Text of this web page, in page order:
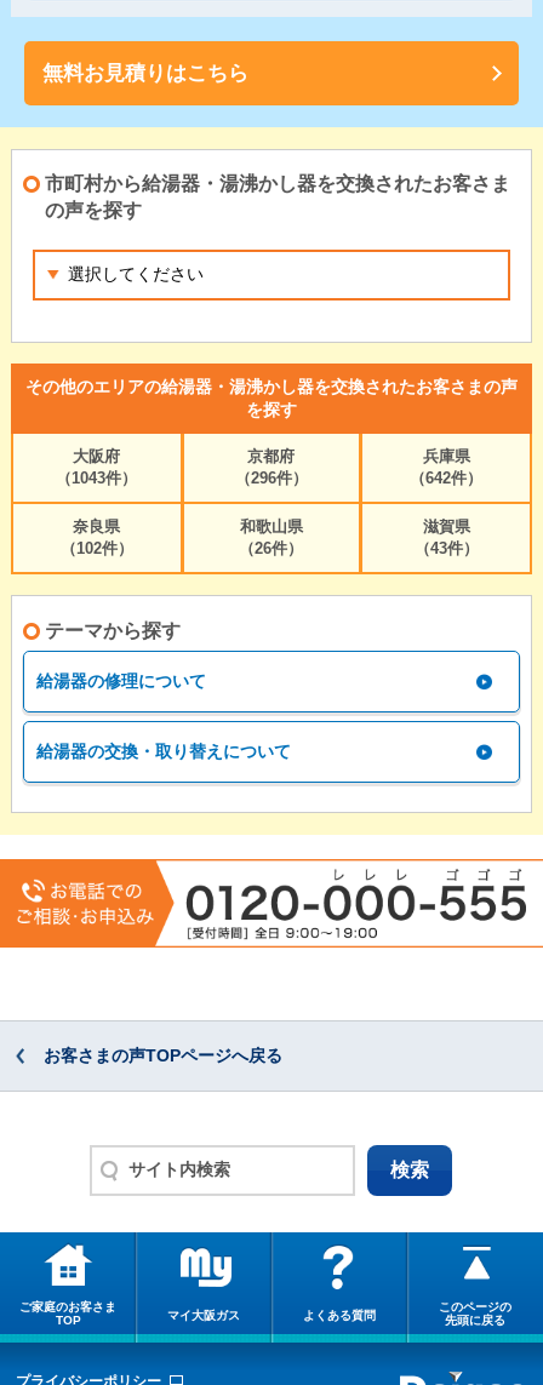
無料お見積りはこちら
市町村から給湯器・湯沸かし器を交換されたお客さま
の声を探す
その他のエリアの給湯器・湯沸かし器を交換されたお客さまの声
を探す
大阪府
（1043件）
京都府
（296件）
兵庫県
（642件）
奈良県
（102件）
和歌山県
（26件）
滋賀県
（43件）
テーマから探す
給湯器の修理について
給湯器の交換・取り替えについて
お客さまの声TOPページへ戻る
ご家庭のお客さま
TOP
マイ大阪ガス よくある質問
このページの
先頭に戻る
プライバシーポリシー